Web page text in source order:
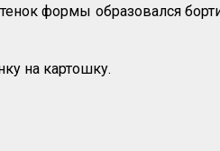
формы образовался
на картошку.